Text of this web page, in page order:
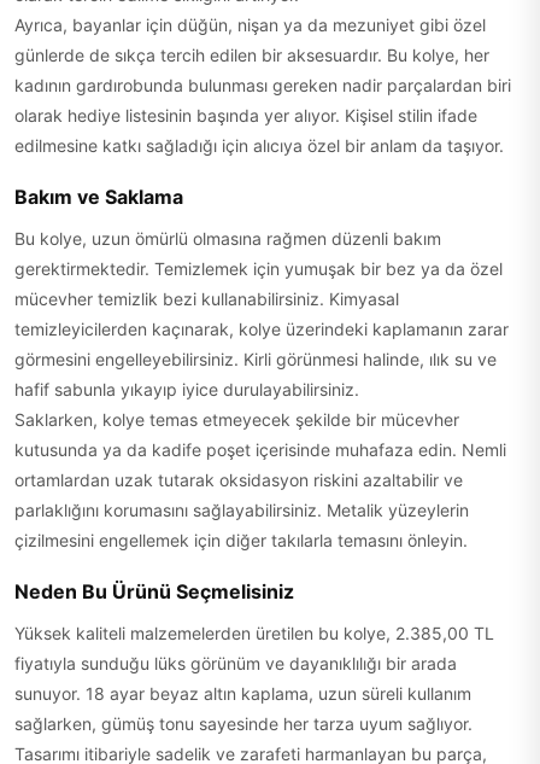
Ayrıca, bayanlar için düğün, nişan ya da mezuniyet gibi özel
günlerde de sıkça tercih edilen bir aksesuardır. Bu kolye, her
kadının gardırobunda bulunması gereken nadir parçalardan biri
olarak hediye listesinin başında yer alıyor. Kişisel stilin ifade
edilmesine katkı sağladığı için alıcıya özel bir anlam da taşıyor.
Bakım ve Saklama
Bu kolye, uzun ömürlü olmasına rağmen düzenli bakım
gerektirmektedir. Temizlemek için yumuşak bir bez ya da özel
mücevher temizlik bezi kullanabilirsiniz. Kimyasal
temizleyicilerden kaçınarak, kolye üzerindeki kaplamanın zarar
görmesini engelleyebilirsiniz. Kirli görünmesi halinde, ılık su ve
hafif sabunla yıkayıp iyice durulayabilirsiniz.
Saklarken, kolye temas etmeyecek şekilde bir mücevher
kutusunda ya da kadife poşet içerisinde muhafaza edin. Nemli
ortamlardan uzak tutarak oksidasyon riskini azaltabilir ve
parlaklığını korumasını sağlayabilirsiniz. Metalik yüzeylerin
çizilmesini engellemek için diğer takılarla temasını önleyin.
Neden Bu Ürünü Seçmelisiniz
Yüksek kaliteli malzemelerden üretilen bu kolye, 2.385,00 TL
fiyatıyla sunduğu lüks görünüm ve dayanıklılığı bir arada
sunuyor. 18 ayar beyaz altın kaplama, uzun süreli kullanım
sağlarken, gümüş tonu sayesinde her tarza uyum sağlıyor.
Tasarımı itibariyle sadelik ve zarafeti harmanlayan bu parça,